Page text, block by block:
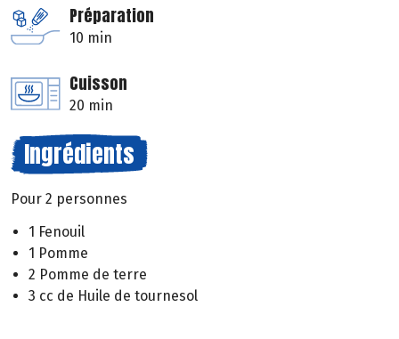
Préparation
10 min
Cuisson
20 min
Ingrédients
Pour 2 personnes
1 Fenouil
1 Pomme
2 Pomme de terre
3 cc de Huile de tournesol